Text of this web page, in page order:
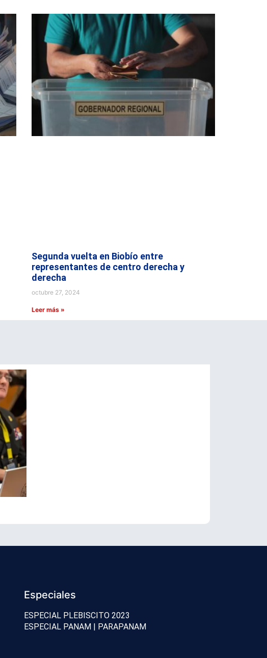
Segunda vuelta en Biobío entre
representantes de centro derecha y
derecha
octubre 27, 2024
Leer más »
Especiales
ESPECIAL PLEBISCITO 2023
ESPECIAL PANAM | PARAPANAM